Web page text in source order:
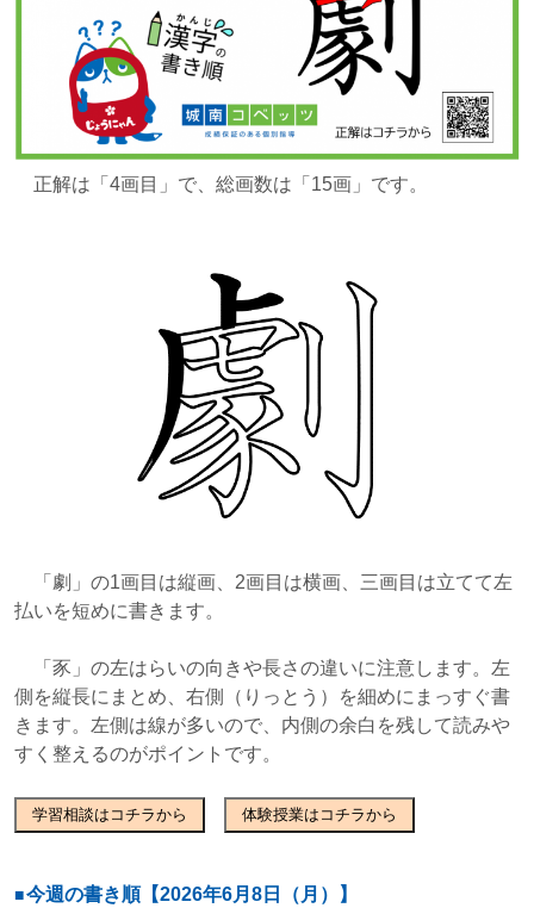
正解は 「4画目」で、総画数は「15画」です。
「劇」の1画目は縦画、2画目は横画、三画目は立てて左
払いを短めに書きます。
「豕」の左はらいの向きや長さの違いに注意します。 左
側を縦長にまとめ、右側（りっとう）を細めにまっすぐ書
きます。左側は線が多いので、内側の余白を残して読みや
すく整えるのがポイントです。
学習相談はコチラから 体験授業はコチラから
今週の書き順【2026年6月8日（月）】